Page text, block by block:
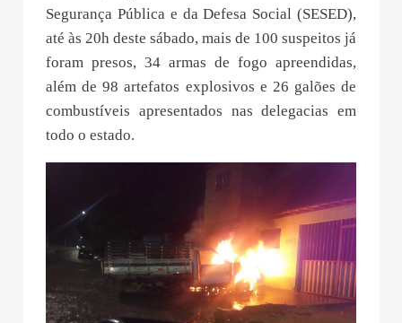
Segurança Pública e da Defesa Social (SESED),
até às 20h deste sábado, mais de 100 suspeitos já
foram presos, 34 armas de fogo apreendidas,
além de 98 artefatos explosivos e 26 galões de
combustíveis apresentados nas delegacias em
todo o estado.